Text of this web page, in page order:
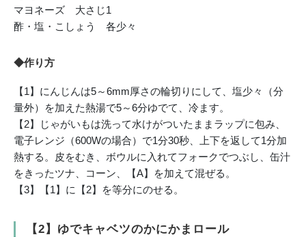
マヨネーズ 大さじ1
酢・塩・こしょう 各少々
◆作り方
【1】にんじんは5～6mm厚さの輪切りにして、塩少々（分
量外）を加えた熱湯で5～6分ゆでて、冷ます。
【2】じゃがいもは洗って水けがついたままラップに包み、
電子レンジ（600Wの場合）で1分30秒、上下を返して1分加
熱する。皮をむき、ボウルに入れてフォークでつぶし、缶汁
をきったツナ、コーン、【A】を加えて混ぜる。
【3】【1】に【2】を等分にのせる。
【2】ゆでキャベツのかにかまロール